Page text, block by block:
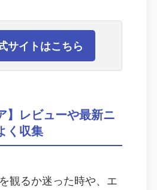
サイトはこちら
】レビューや最新ニ
く収集
観るか迷った時や、エ